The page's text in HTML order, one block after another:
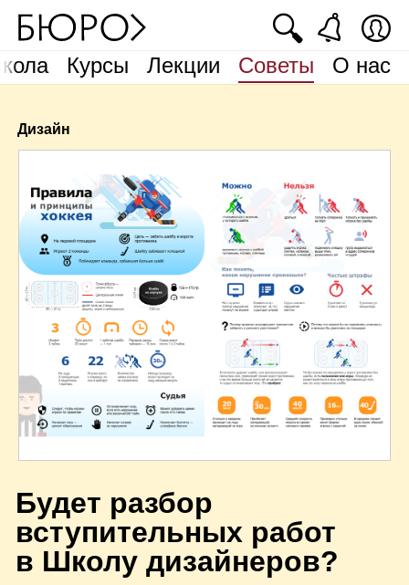
Курсы Лекции Советы О нас
🔍
Дизайн
Будет разбор
вступительных работ
в Школу дизайнеров?